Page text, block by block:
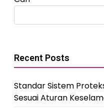
Recent Posts
Standar Sistem
Sesuai Aturan